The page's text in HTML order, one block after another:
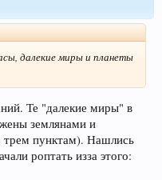
далекие миры и планеты
Те "далекие миры" в
землянами и
трем пунктам). Нашлись
роптать изза этого: